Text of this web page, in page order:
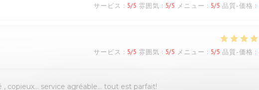
サービス : 5/5 雰囲気 : 5/5 メニュー : 5/5 品質-価格 :
サービス : 5/5 雰囲気 : 5/5 メニュー : 5/5 品質-価格 :
copieux… service agréable… tout est parfait!